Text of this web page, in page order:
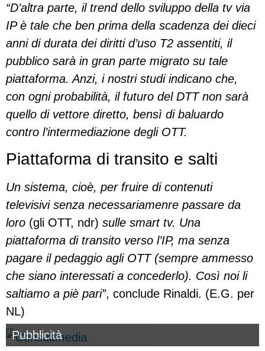
“D’altra parte, il trend dello sviluppo della tv via
IP è tale che ben prima della scadenza dei dieci
anni di durata dei diritti d’uso T2 assentiti, il
pubblico sarà in gran parte migrato su tale
piattaforma. Anzi, i nostri studi indicano che,
con ogni probabilità, il futuro del DTT non sarà
quello di vettore diretto, bensì di baluardo
contro l’intermediazione degli OTT.
Piattaforma di transito e salti
Un sistema, cioè, per fruire di contenuti
televisivi senza necessariamenre passare da
loro (gli OTT, ndr) sulle smart tv. Una
piattaforma di transito verso l’IP, ma senza
pagare il pedaggio agli OTT (sempre ammesso
che siano interessati a concederlo). Così noi li
saltiamo a piè pari”, conclude Rinaldi. (E.G. per
NL)
Pubblicità